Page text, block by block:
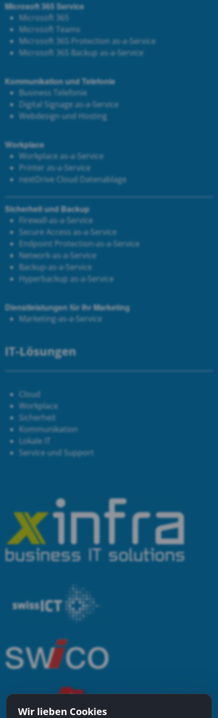
Microsoft 365 Service
Microsoft 365
Microsoft Teams
Microsoft 365 Protection as-a-Service
Microsoft 365 Backup as-a-Service
Kommunikation und Telefonie
Business Telefonie
Digital Signage as-a-Service
Webdesign und Hosting
Workplace
Workplace as-a-Service
Printer as-a-Service
nextDrive Cloud Datenablage
Sicherheit und Backup
Firewall-as-a-Service
Secure Access as-a-Service
Endpoint Protection-as-a-Service
Network-as-a-Service
Backup-as-a-Service
Hyperbackup as-a-Service
Dienstleistungen für Ihr Marketing
Marketing-as-a-Service
IT-Lösungen
Cloud
Workplace
Sicherheit
Kommunikation
Lokale IT
Service und Support
Wir lieben Cookies